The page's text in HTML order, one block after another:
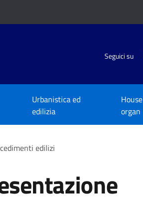
Seguici su
Urbanistica ed
edilizia
House
organ
edilizi